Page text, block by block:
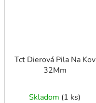
Tct Dierová Pila Na Kov
32Mm
Skladom (1 ks)